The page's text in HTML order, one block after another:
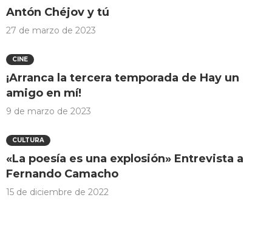
Antón Chéjov y tú
27 de marzo de 2023
CINE
¡Arranca la tercera temporada de Hay un
amigo en mí!
9 de marzo de 2023
CULTURA
«La poesía es una explosión» Entrevista a
Fernando Camacho
15 de diciembre de 2022